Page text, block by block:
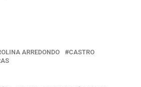
ARREDONDO
CASTRO